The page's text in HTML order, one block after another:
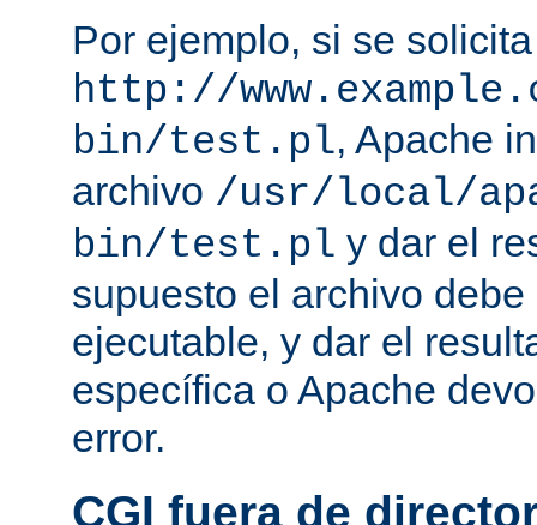
Por ejemplo, si se
http://
bin/test.pl, Apache
archivo /usr/local/
bin/test.pl y dar el
supuesto el archivo
ejecutable, y dar el
específica o Apache
error.
CGI fuera de